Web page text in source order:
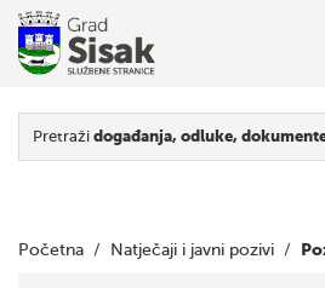
Pretraži događanja, odluke,
Početna / Natječaji i javni pozivi /